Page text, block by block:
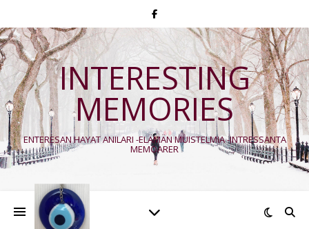
INTERESTING
MEMORIES
ENTERESAN HAYAT ANILARI -ELÄMÄN MUISTELMIA -INTRESSANTA
MEMOARER